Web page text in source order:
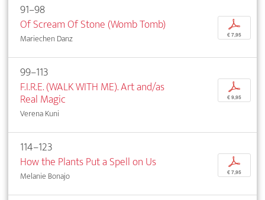
91–98
Of Scream Of Stone (Womb Tomb)
Mariechen Danz
p
€ 7,95
99–113
F.I.R.E. (WALK WITH ME). Art and/as
Real Magic
Verena Kuni
p
€ 9,95
114–123
How the Plants Put a Spell on Us
Melanie Bonajo
p
€ 7,95